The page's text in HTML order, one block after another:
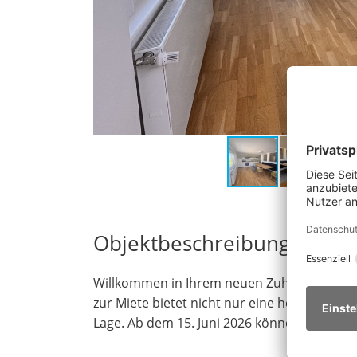
Objektbeschreibung
Willkommen in Ihrem neuen Zuhause in
zur Miete bietet nicht nur eine heimelige
Lage. Ab dem 15. Juni 2026 können Sie in